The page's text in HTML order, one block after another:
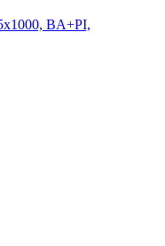
BA+PI,